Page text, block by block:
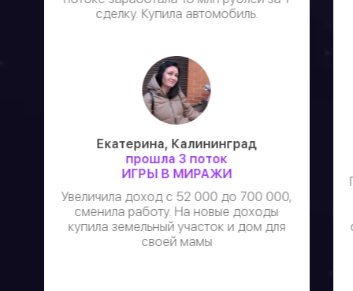
сделку. Купила автомобиль.
Екатерина, Калининград
прошла 3 поток
ИГРЫ В МИРАЖИ
Увеличила доход с 52 000 до 700 000,
сменила работу. На новые доходы
купила земельный участок и дом для
своей мамы